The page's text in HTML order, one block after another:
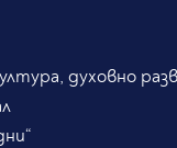
духовно